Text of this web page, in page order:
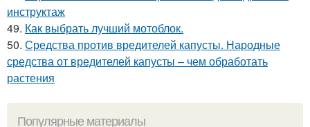
инструктаж
49. Как выбрать лучший мотоблок.
50. Средства против вредителей капусты. Народные
средства от вредителей капусты – чем обработать
растения
Популярные материалы